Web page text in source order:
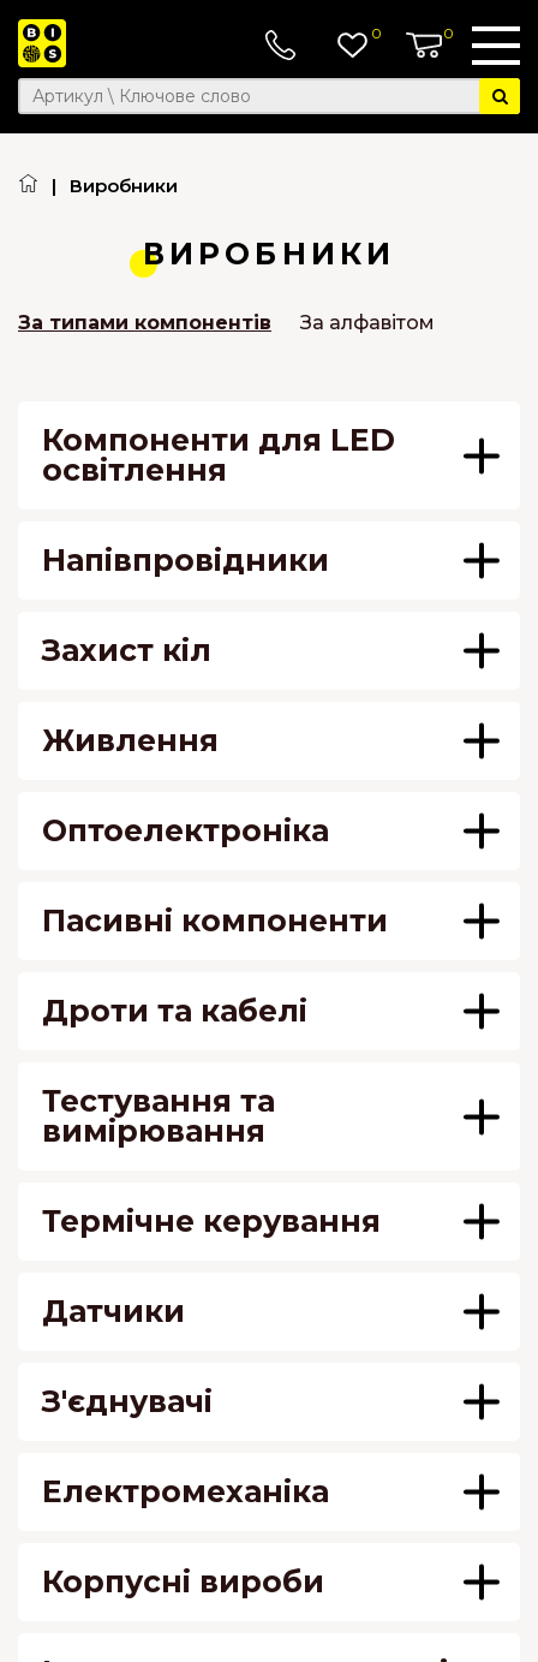
0 0
| Виробники
ВИРОБНИКИ
За типами компонентів За алфавітом
Компоненти для LED
освітлення
Напівпровідники
Захист кіл
Живлення
Оптоелектроніка
Пасивні компоненти
Дроти та кабелі
Тестування та
вимірювання
Термічне керування
Датчики
З'єднувачі
Електромеханіка
Корпусні вироби